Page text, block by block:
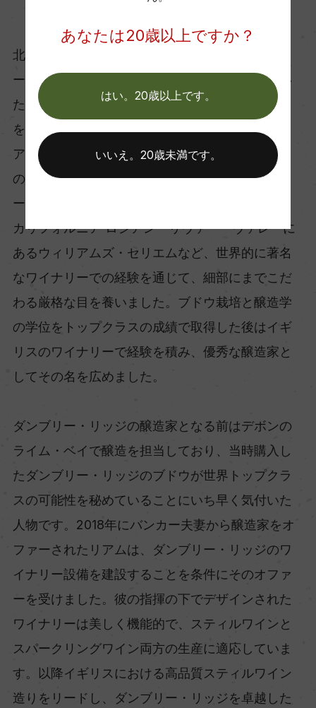
北アイルランドで育ち、ワインのキャリアをスタ
ートさせる以前はアマチュアジョッキーをしてい
た異色の経歴の持ち主。ワイン醸造家となること
を決意した後は、カリフォルニア、オーストラリ
ア、南アフリカ、ローヌ地方へと渡りワイン造り
の技術を学びました。オーストラリアのハンタ
ー・ヴァレーにあるティレルズ・エステートや、
カリフォルニア ロシアン・リヴァー・ヴァレーに
あるウィリアムズ・セリエムなど、世界的に著名
なワイナリーでの経験を通じて、細部にまでこだ
わる厳格な目を養いました。ブドウ栽培と醸造学
の学位をトップクラスの成績で取得した後はイギ
リスのワイナリーで経験を積み、優秀な醸造家と
してその名を広めました。
ダンブリー・リッジの醸造家となる前はデボンの
ライム・ベイで醸造を担当しており、当時購入し
たダンブリー・リッジのブドウが世界トップクラ
スの可能性を秘めていることにいち早く気付いた
人物です。2018年にバンカー夫妻から醸造家をオ
ファーされたリアムは、ダンブリー・リッジのワ
イナリー設備を建設することを条件にそのオファ
ーを受けました。彼の指揮の下でデザインされた
ワイナリーは美しく機能的で、スティルワインと
スパークリングワイン両方の生産に適応していま
す。以降イギリスにおける高品質スティルワイン
造りをリードし、ダンブリー・リッジを卓越した
あなたは20歳以上ですか？
はい。20歳以上です。
いいえ。20歳未満です。